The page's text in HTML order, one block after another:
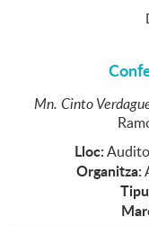
Mn. Cinto
Lloc:
Organitza: